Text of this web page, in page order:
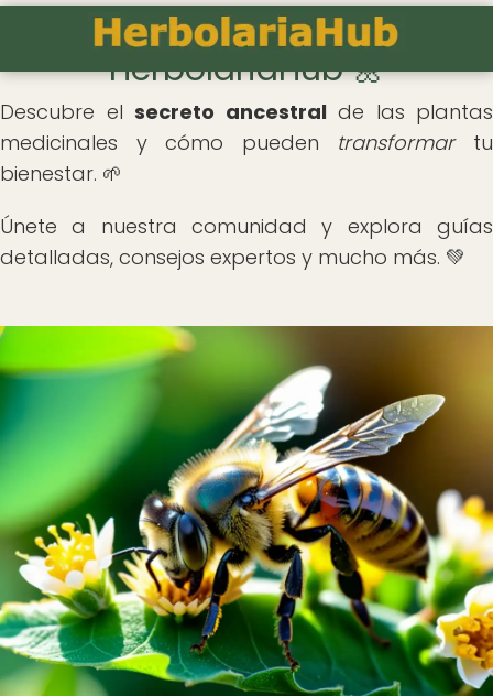
🌿 Bienvenidos a
HerbolariaHub 🌼
Descubre el secreto ancestralde las plantas
medicinales y cómo pueden transformartu
bienestar. 🌱
Únete a nuestra comunidad y explora guías
detalladas, consejos expertos y mucho más. 💚